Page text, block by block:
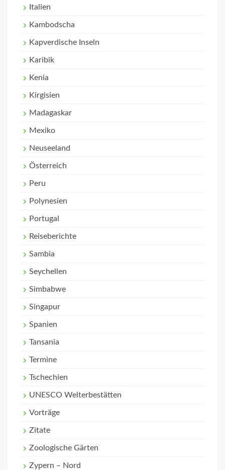
Italien
Kambodscha
Kapverdische Inseln
Karibik
Kenia
Kirgisien
Madagaskar
Mexiko
Neuseeland
Österreich
Peru
Polynesien
Portugal
Reiseberichte
Sambia
Seychellen
Simbabwe
Singapur
Spanien
Tansania
Termine
Tschechien
UNESCO Welterbestätten
Vorträge
Zitate
Zoologische Gärten
Zypern – Nord